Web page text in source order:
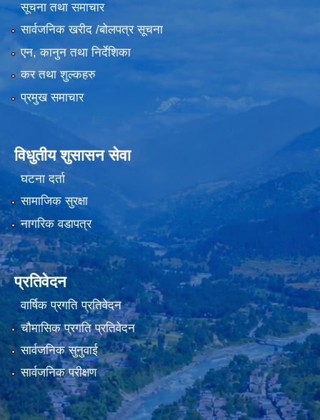
सूचना तथा समाचार
सार्वजनिक खरीद /बोलपत्र सूचना
एन, कानुन तथा निर्देशिका
कर तथा शुल्कहरु
प्रमुख समाचार
विधुतीय शुसासन सेवा
घटना दर्ता
सामाजिक सुरक्षा
नागरिक वडापत्र
प्रतिवेदन
वार्षिक प्रगति प्रतिवेदन
चौमासिक प्रगति प्रतिवेदन
सार्वजनिक सुनुवाई
सार्वजनिक परीक्षण